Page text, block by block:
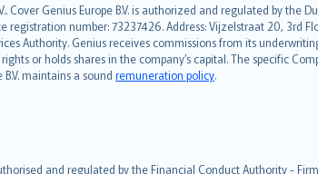
Cover Genius Europe B.V. is authorized and regulated by
number: 73237426. Address: Vijzelstraat 20, 3rd
Authority. Genius receives commissions from its
or holds shares in the company’s capital. The specific
maintains a sound remuneration policy.
and regulated by the Financial Conduct Authority -